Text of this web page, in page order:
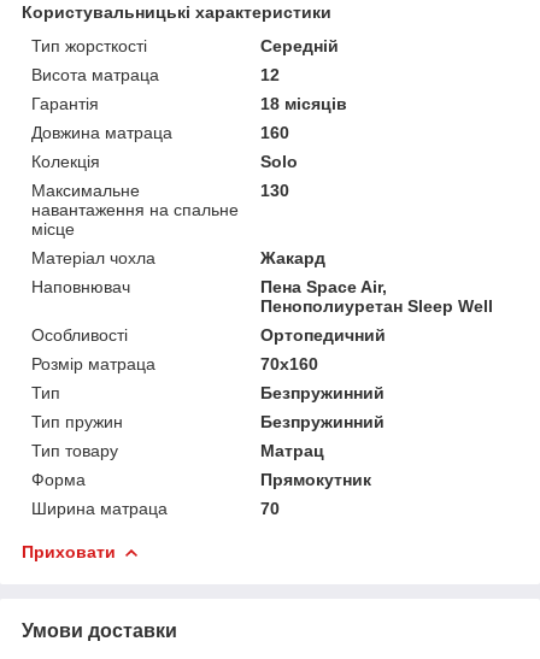
Користувальницькі характеристики
Тип жорсткості
Середній
Висота матраца
12
Гарантія
18 місяців
Довжина матраца
160
Колекція
Solo
Максимальне
навантаження на спальне
місце
130
Матеріал чохла
Жакард
Наповнювач
Пена Space Air,
Пенополиуретан Sleep Well
Особливості
Ортопедичний
Розмір матраца
70х160
Тип
Безпружинний
Тип пружин
Безпружинний
Тип товару
Матрац
Форма
Прямокутник
Ширина матраца
70
Приховати
Умови доставки